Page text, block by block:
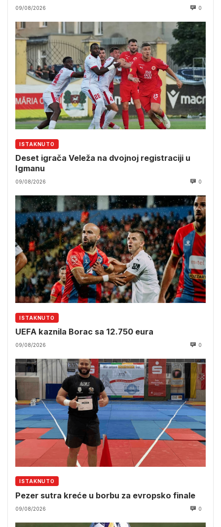
09/08/2026 0
ISTAKNUTO
Deset igrača Veleža na dvojnoj registraciji u
Igmanu
09/08/2026 0
ISTAKNUTO
UEFA kaznila Borac sa 12.750 eura
09/08/2026 0
ISTAKNUTO
Pezer sutra kreće u borbu za evropsko finale
09/08/2026 0